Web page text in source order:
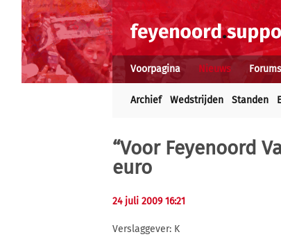
Voorpagina Nieuws Forums
Archief Wedstrijden Standen
“Voor Feyenoord
euro
24 juli 2009 16:21
Verslaggever: K